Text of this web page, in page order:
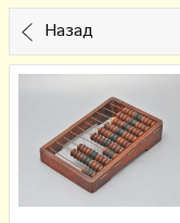
Назад